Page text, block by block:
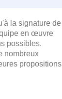
la signature de
en œuvre
possibles.
nombreux
propositions